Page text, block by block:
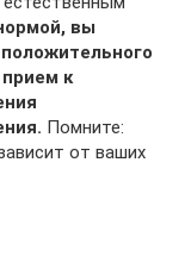
вы
к
Помните:
от ваших